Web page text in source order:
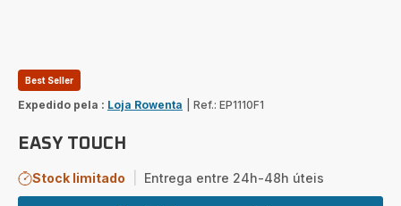
Best Seller
Expedido pela : Loja Rowenta Ref.: EP1110F1
EASY TOUCH
Stock limitado Entrega entre 24h-48h úteis